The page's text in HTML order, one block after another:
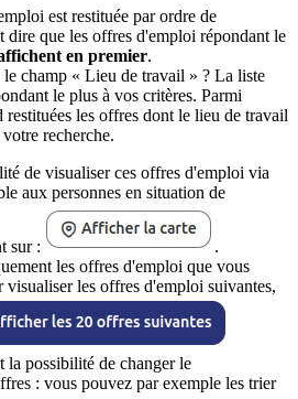
est restituée par ordre de
dire que les offres d'emploi répondant le
en premier.
le champ « Lieu de travail » ? La liste
le plus à vos critères. Parmi
restituées les offres dont le lieu de travail
recherche.
de visualiser ces offres d'emploi via
aux personnes en situation de
sur :
.
les offres d'emploi que vous
visualiser les offres d'emploi suivantes,
la possibilité de changer le
: vous pouvez par exemple les trier